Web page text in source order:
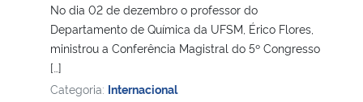
No dia 02 de dezembro o professor do
Departamento de Química da UFSM, Érico Flores,
ministrou a Conferência Magistral do 5º Congresso
[…]
Categoria: Internacional